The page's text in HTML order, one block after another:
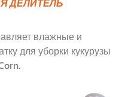
ДЕЛИТЕЛЬ
влажные и
для уборки кукурузы